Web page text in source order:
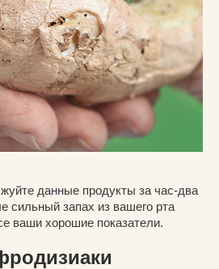
данные продукты за час-два
сильный запах из вашего рта
ваши хорошие показатели.